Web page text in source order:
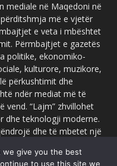
mediale në Maqedoni në
më e vjetër
e veta i mbështet
Përmbajtjet e gazetës
politike, ekonomiko-
kulturore, muzikore,
përkushtimit dhe
ndër mediat më të
vend. “Lajm” zhvillohet
dhe teknologji moderne.
dhe të mbetet një
është një
we give you the best
to use this site we